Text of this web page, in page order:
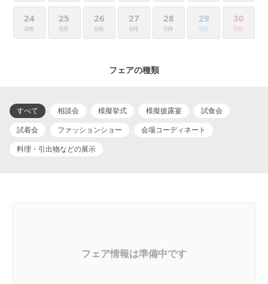
24
0件
25
0件
26
0件
27
0件
28
0件
29
0件
30
0件
フェアの種類
すべて 相談会 模擬挙式 模擬披露宴
試食会
試着会
ファッションショー
会場コーディネート
料理・引出物などの展示
フェア情報は準備中です